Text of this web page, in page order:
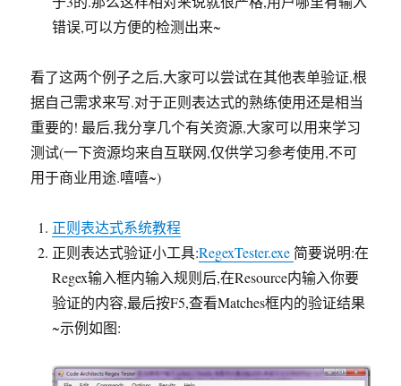
错误,可以方便的检测出来~
看了这两个例子之后,大家可以尝试在其他表单验证,根
据自己需求来写.对于正则表达式的熟练使用还是相当
重要的! 最后,我分享几个有关资源,大家可以用来学习
测试(一下资源均来自互联网,仅供学习参考使用,不可
用于商业用途.嘻嘻~)
正则表达式系统教程
正则表达式验证小工具:RegexTester.exe 简要说明:在
Regex输入框内输入规则后,在Resource内输入你要
验证的内容,最后按F5,查看Matches框内的验证结果
~示例如图: